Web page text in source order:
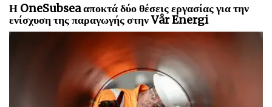
Η OneSubsea αποκτά δύο θέσεις εργασίας για την
ενίσχυση της παραγωγής στην Vår Energi